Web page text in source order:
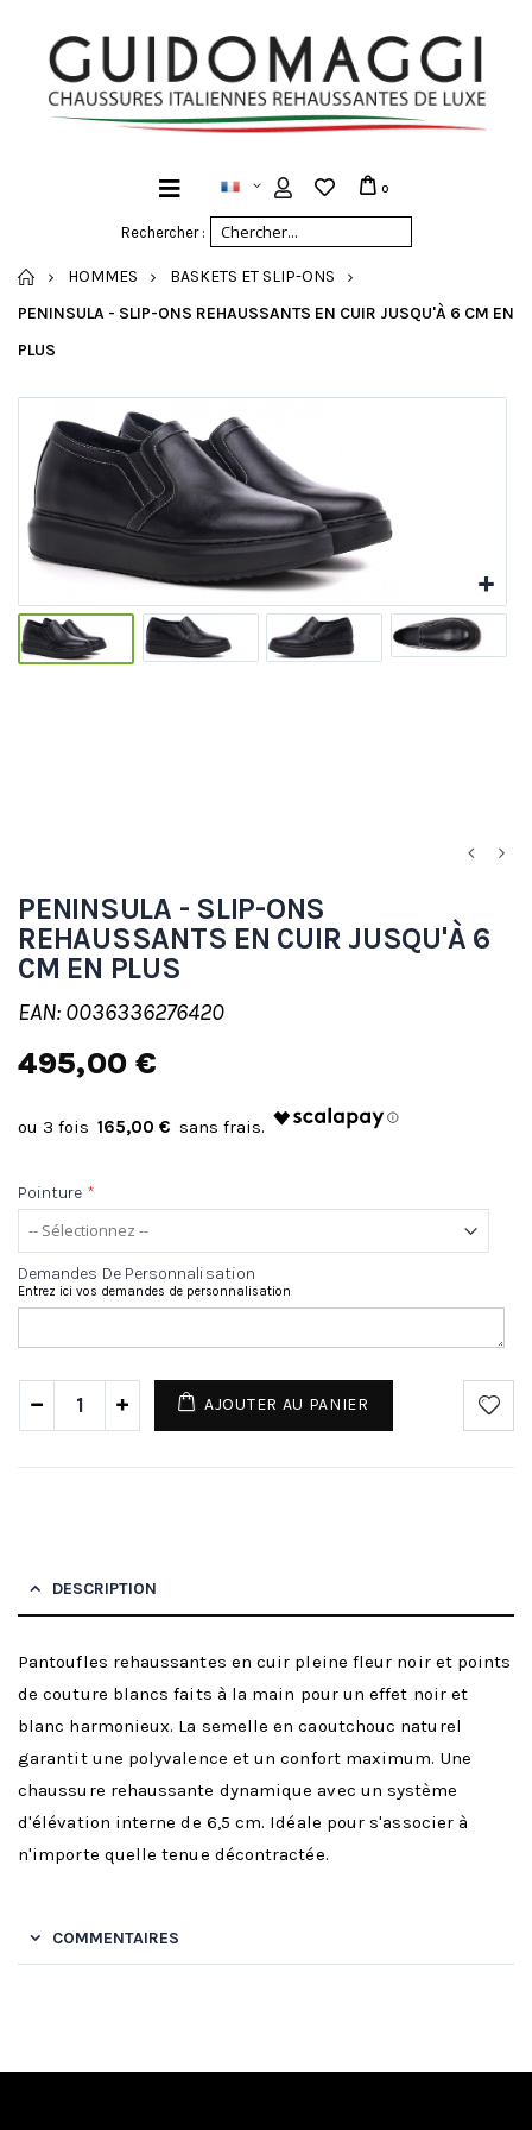
Rechercher :
0
ACCUEIL
HOMMES
BASKETS ET SLIP-ONS
PENINSULA - SLIP-ONS REHAUSSANTS EN CUIR JUSQU'À 6 CM EN
PLUS
PENINSULA - SLIP-ONS
REHAUSSANTS EN CUIR JUSQU'À 6
CM EN PLUS
EAN: 0036336276420
495,00 €
165,00 €
Pointure *
Demandes De Personnalisation
Entrez ici vos demandes de personnalisation
AJOUTER AU PANIER
DESCRIPTION
Pantoufles rehaussantes en cuir pleine fleur noir et points
de couture blancs faits à la main pour un effet noir et
blanc harmonieux. La semelle en caoutchouc naturel
garantit une polyvalence et un confort maximum. Une
chaussure rehaussante dynamique avec un système
d'élévation interne de 6,5 cm. Idéale pour s'associer à
n'importe quelle tenue décontractée.
COMMENTAIRES